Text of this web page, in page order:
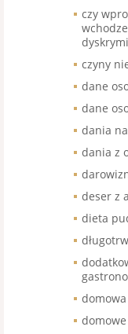
czy
czyny
dane
dane
dania
dania z
deser z
dieta